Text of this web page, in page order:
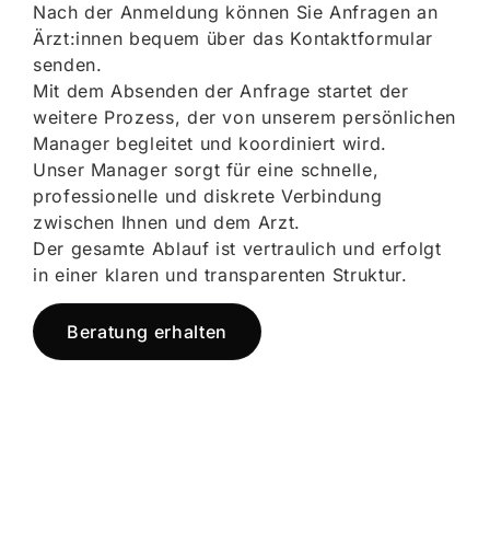
Nach der Anmeldung können Sie Anfragen an
Ärzt:innen bequem über das Kontaktformular
senden.
Mit dem Absenden der Anfrage startet der
weitere Prozess, der von unserem persönlichen
Manager begleitet und koordiniert wird.
Unser Manager sorgt für eine schnelle,
professionelle und diskrete Verbindung
zwischen Ihnen und dem Arzt.
Der gesamte Ablauf ist vertraulich und erfolgt
in einer klaren und transparenten Struktur.
Beratung erhalten